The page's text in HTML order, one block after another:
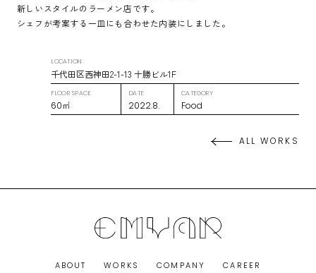
新しいスタイルのラーメン店です。
シェフが考案する一皿にも合わせた内装にしました。
LOCATION
千代田区西神田2-1-13 十勝ビル1F
FLOOR SPACE
60㎡
DATE
2022.8.
CATEGORY
Food
ALL WORKS
ABOUT WORKS COMPANY CAREER